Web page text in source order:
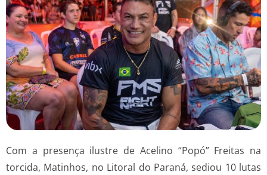
Com a presença ilustre de Acelino “Popó” Freitas na
torcida, Matinhos, no Litoral do Paraná, sediou 10 lutas